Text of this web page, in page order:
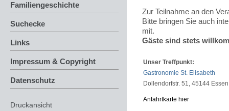
Familiengeschichte
Suchecke
Links
Impressum & Copyright
Datenschutz
Druckansicht
Zur Teilnahme an den
Bitte bringen Sie auch
mit.
Gäste sind stets
Unser Treffpunkt:
Gastronomie St. Elisabeth
Dollendorfstr. 51, 45144 Essen
Anfahrtkarte hier